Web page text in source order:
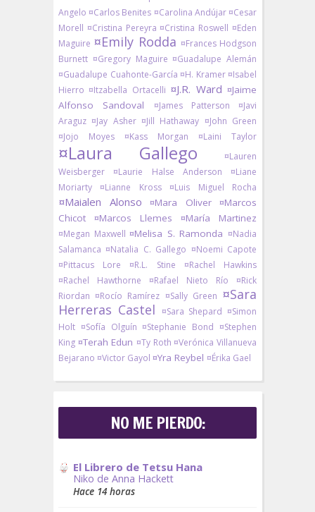
Angelo ¤Carlos Benites ¤Carolina Andújar ¤Cesar
Morell ¤Cristina Pereyra ¤Cristina Roswell ¤Eden
Maguire ¤Emily Rodda ¤Frances Hodgson
Burnett ¤Gregory Maguire ¤Guadalupe Alemán
¤Guadalupe Cuahonte-García ¤H. Kramer ¤Isabel
Hierro ¤Itzabella Ortacelli ¤J.R. Ward ¤Jaime
Alfonso Sandoval
¤James Patterson
¤Javi
Araguz ¤Jay Asher ¤Jill Hathaway ¤John Green
¤Jojo Moyes
¤Kass Morgan ¤Laini Taylor
¤Laura Gallego
¤Lauren
Weisberger
¤Laurie Halse Anderson
¤Liane
Moriarty
¤Lianne Kross ¤Luis Miguel Rocha
¤Maialen Alonso ¤Mara Oliver
¤Marcos
Chicot
¤Marcos Llemes ¤María Martinez
¤Megan Maxwell ¤Melisa S. Ramonda ¤Nadia
Salamanca ¤Natalia C. Gallego ¤Noemi Capote
¤Pittacus Lore
¤R.L. Stine
¤Rachel Hawkins
¤Rachel Hawthorne
¤Rafael Nieto Río
¤Rick
Riordan ¤Rocío Ramírez ¤Sally Green ¤Sara
Herreras Castel
¤Sara Shepard ¤Simon
Holt ¤Sofía Olguín ¤Stephanie Bond ¤Stephen
King ¤Terah Edun ¤Ty Roth ¤Verónica Villanueva
Bejarano ¤Victor Gayol ¤Yra Reybel ¤Érika Gael
NO ME PIERDO:
El Librero de Tetsu Hana
Niko de Anna Hackett
Hace 14 horas